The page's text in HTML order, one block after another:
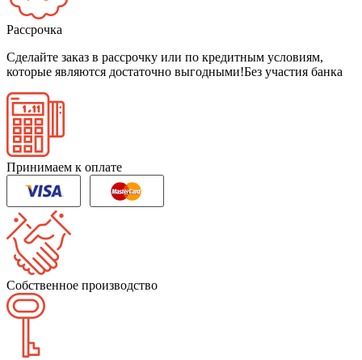
Рассрочка
Сделайте заказ в рассрочку или по кредитным условиям,
которые являются достаточно выгодными!Без участия банка
Принимаем к оплате
Собственное производство